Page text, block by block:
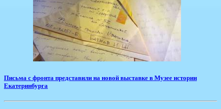
Письма с фронта представили на новой выставке в Музее истории
Екатеринбурга